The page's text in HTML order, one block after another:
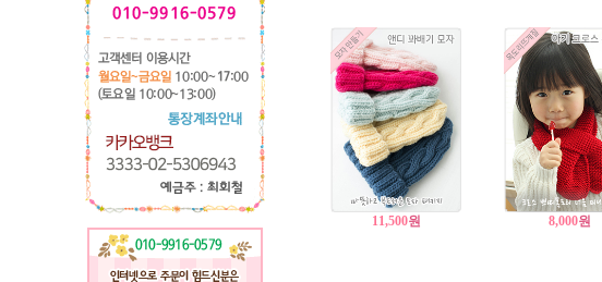
11,500원 8,000원